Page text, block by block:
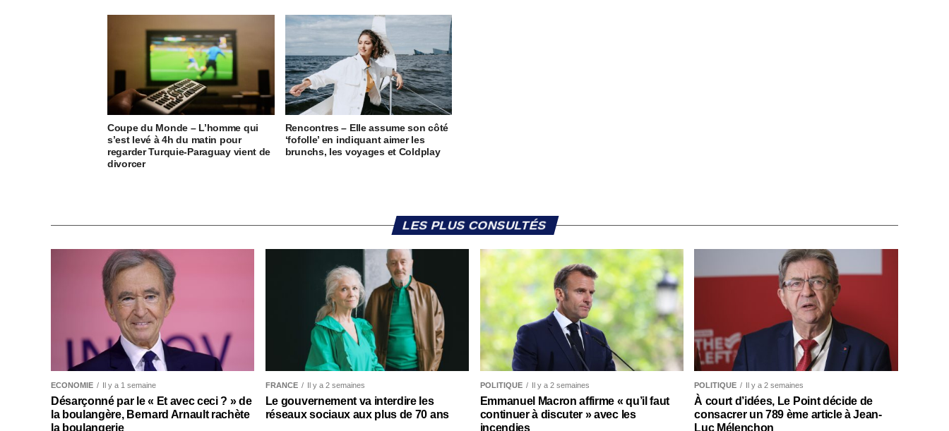
Coupe du Monde – L’homme qui
s’est levé à 4h du matin pour
regarder Turquie-Paraguay vient de
divorcer
Rencontres – Elle assume son côté
‘fofolle’ en indiquant aimer les
brunchs, les voyages et Coldplay
LES PLUS CONSULTÉS
ECONOMIE Il y a 1 semaine
Désarçonné par le « Et avec ceci ? » de
la boulangère, Bernard Arnault rachète
la boulangerie
FRANCE Il y a 2 semaines
Le gouvernement va interdire les
réseaux sociaux aux plus de 70 ans
POLITIQUE Il y a 2 semaines
Emmanuel Macron affirme « qu’il faut
continuer à discuter » avec les
incendies
POLITIQUE Il y a 2 semaines
À court d’idées, Le Point décide de
consacrer un 789 ème article à Jean-
Luc Mélenchon